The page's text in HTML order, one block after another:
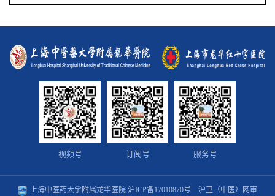
视频号 订阅号 服务号
上海中医药大学附属龙华医院 沪ICP备17010870号 沪卫（中医）网审